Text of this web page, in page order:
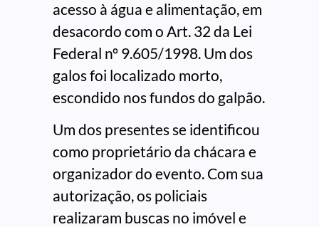
acesso à água e alimentação, em
desacordo com o Art. 32 da Lei
Federal nº 9.605/1998. Um dos
galos foi localizado morto,
escondido nos fundos do galpão.
Um dos presentes se identificou
como proprietário da chácara e
organizador do evento. Com sua
autorização, os policiais
realizaram buscas no imóvel e